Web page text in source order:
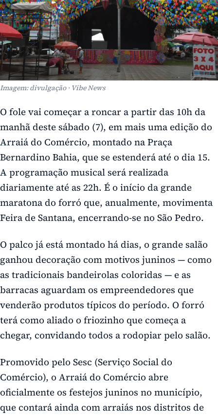
Imagem: divulgação · Vibe News
O fole vai começar a roncar a partir das 10h da
manhã deste sábado (7), em mais uma edição do
Arraiá do Comércio, montado na Praça
Bernardino Bahia, que se estenderá até o dia 15.
A programação musical será realizada
diariamente até as 22h. É o início da grande
maratona do forró que, anualmente, movimenta
Feira de Santana, encerrando-se no São Pedro.
O palco já está montado há dias, o grande salão
ganhou decoração com motivos juninos — como
as tradicionais bandeirolas coloridas — e as
barracas aguardam os empreendedores que
venderão produtos típicos do período. O forró
terá como aliado o friozinho que começa a
chegar, convidando todos a rodopiar pelo salão.
Promovido pelo Sesc (Serviço Social do
Comércio), o Arraiá do Comércio abre
oficialmente os festejos juninos no município,
que contará ainda com arraiás nos distritos de